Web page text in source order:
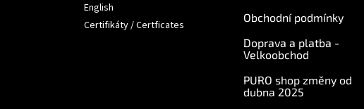
English
Certifikáty / Certficates
Obchodní podmínky
Doprava a platba -
Velkoobchod
PURO shop změny od
dubna 2025